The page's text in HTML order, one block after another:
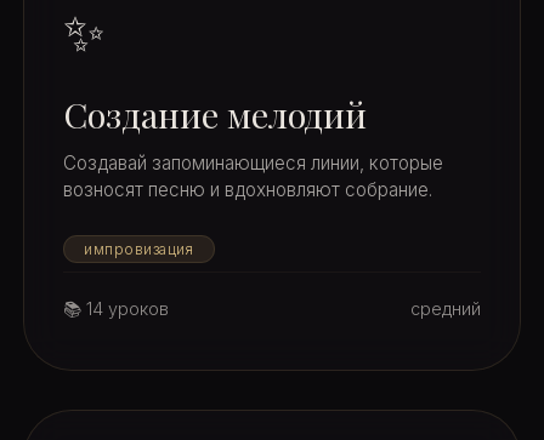
✨
Создание мелодий
Создавай запоминающиеся линии, которые
возносят песню и вдохновляют собрание.
импровизация
📚 14 уроков средний